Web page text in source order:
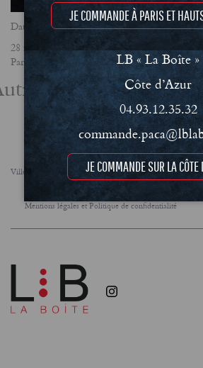
Date
28 février 2025
Partager
actualités
Villes Le concept
Notre
Conditions Générales de Vente (CGV)
Mentions légales et Politique de confidentialité
JE COMMANDE À PARIS ET
LB « La Boîte »
Côte d’Azur
04.93.12.35.32
JE COMMANDE SUR LA CÔTE